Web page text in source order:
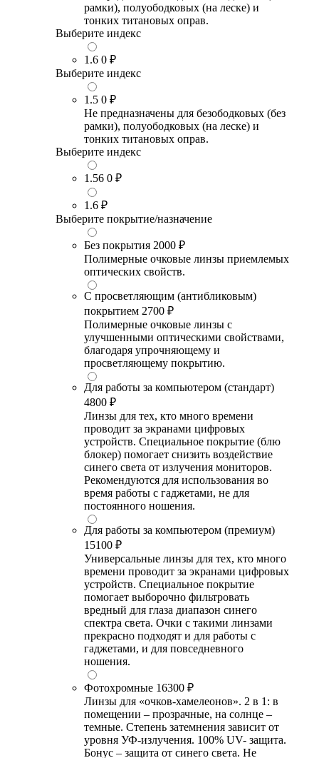
рамки), полуободковых (на леске) и
тонких титановых оправ.
Выберите индекс
1.6 0 ₽
Выберите индекс
1.5 0 ₽
Не предназначены для безободковых (без
рамки), полуободковых (на леске) и
тонких титановых оправ.
Выберите индекс
1.56 0 ₽
1.6 ₽
Выберите покрытие/назначение
Без покрытия 2000 ₽
Полимерные очковые линзы приемлемых
оптических свойств.
С просветляющим (антибликовым)
покрытием 2700 ₽
Полимерные очковые линзы с
улучшенными оптическими свойствами,
благодаря упрочняющему и
просветляющему покрытию.
Для работы за компьютером (стандарт)
4800 ₽
Линзы для тех, кто много времени
проводит за экранами цифровых
устройств. Специальное покрытие (блю
блокер) помогает снизить воздействие
синего света от излучения мониторов.
Рекомендуются для использования во
время работы с гаджетами, не для
постоянного ношения.
Для работы за компьютером (премиум)
15100 ₽
Универсальные линзы для тех, кто много
времени проводит за экранами цифровых
устройств. Специальное покрытие
помогает выборочно фильтровать
вредный для глаза диапазон синего
спектра света. Очки с такими линзами
прекрасно подходят и для работы с
гаджетами, и для повседневного
ношения.
Фотохромные 16300 ₽
Линзы для «очков-хамелеонов». 2 в 1: в
помещении – прозрачные, на солнце –
темные. Степень затемнения зависит от
уровня УФ-излучения. 100% UV- защита.
Бонус – защита от синего света. Не